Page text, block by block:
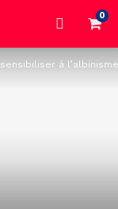
0
à l’albinisme